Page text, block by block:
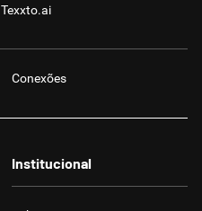
Texxto.ai
Conexões
Institucional